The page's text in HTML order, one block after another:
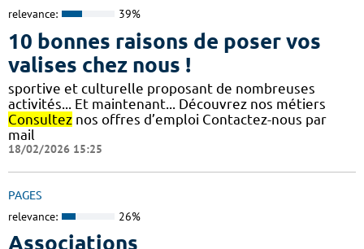
relevance: 39%
10 bonnes raisons de poser vos
valises chez nous !
sportive et culturelle proposant de nombreuses
activités... Et maintenant... Découvrez nos métiers
Consultez nos offres d’emploi Contactez-nous par
mail
18/02/2026 15:25
PAGES
relevance: 26%
Associations